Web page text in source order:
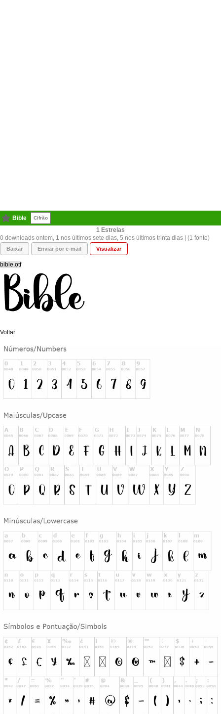
Bible Cifrão
1
0 downloads ontem, 1 nos últimos sete dias, 5 nos últimos trinta dias | (1 fonte)
Baixar Enviar por e-mail Visualizar
bible.otf
Voltar